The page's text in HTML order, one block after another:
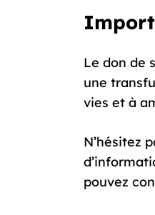
Le don de
une
vies et à
N’hésitez
pouvez